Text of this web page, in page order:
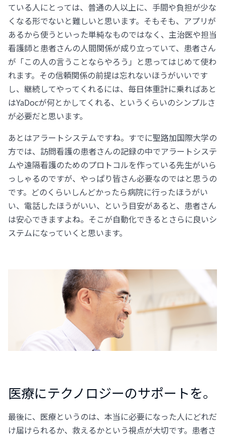
ている人にとっては、普通の人以上に、手間や負担が少な
くなる形でないと難しいと思います。そもそも、アプリが
あるから使うといった単純なものではなく、主治医や担当
看護師と患者さんの人間関係が成り立っていて、患者さん
が「この人の言うことならやろう」と思ってはじめて使わ
れます。その信頼関係の前提は忘れないほうがいいです
し、継続してやってくれるには、毎日体重計に乗ればあと
はYaDocが何とかしてくれる、というくらいのシンプルさ
が必要だと思います。
あとはアラートシステムですね。すでに聖路加国際大学の
方では、訪問看護の患者さんの記録の中でアラートシステ
ムや遠隔看護のためのプロトコルを作っている先生がいら
っしゃるのですが、やっぱり皆さん必要なのではと思うの
です。どのくらいしんどかったら病院に行ったほうがい
い、電話したほうがいい、という目安があると、患者さん
は安心できますよね。そこが自動化できるとさらに良いシ
ステムになっていくと思います。
医療にテクノロジーのサポートを。
最後に、医療というのは、本当に必要になった人にどれだ
け届けられるか、救えるかという視点が大切です。患者さ